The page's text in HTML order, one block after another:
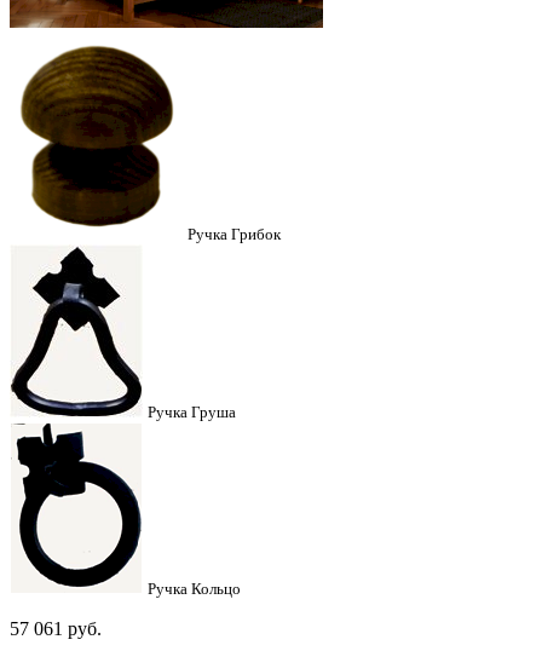
Ручка Грибок
Ручка Груша
Ручка Кольцо
57 061 руб.